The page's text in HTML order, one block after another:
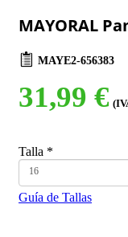
MAYORAL
MAYE2-656383
31,99 €
Talla *
16
Guía de Tallas